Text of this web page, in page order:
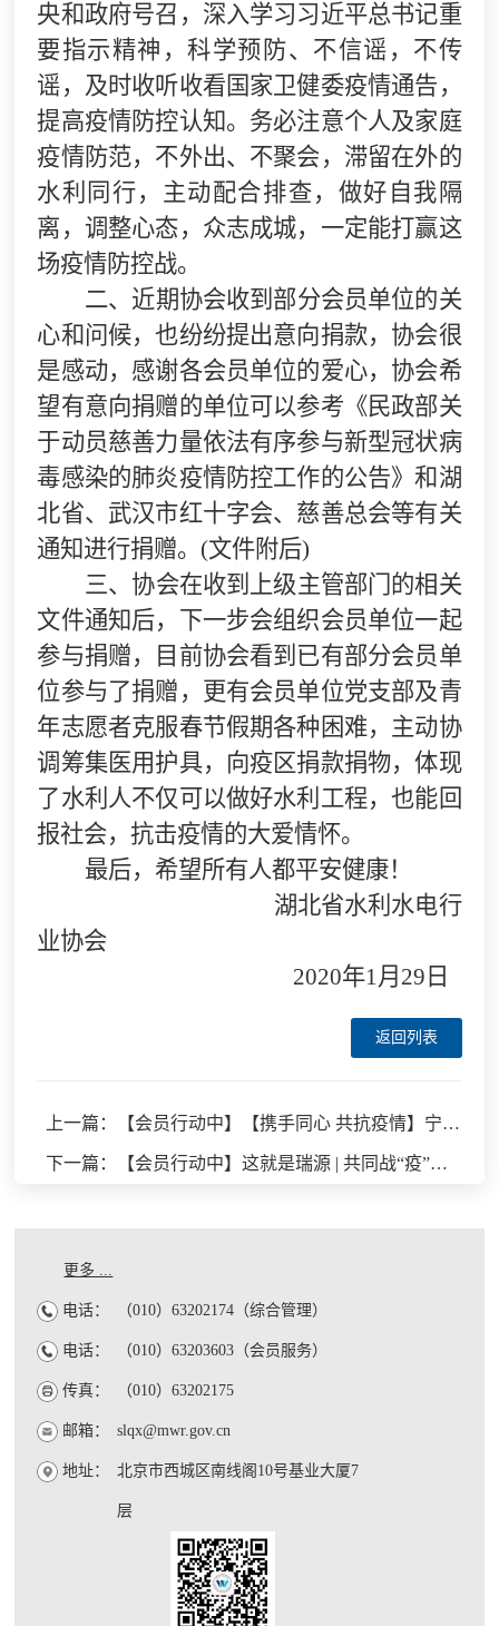
央和政府号召，深入学习习近平总书记重
要指示精神，科学预防、不信谣，不传
谣，及时收听收看国家卫健委疫情通告，
提高疫情防控认知。务必注意个人及家庭
疫情防范，不外出、不聚会，滞留在外的
水利同行，主动配合排查，做好自我隔
离，调整心态，众志成城，一定能打赢这
场疫情防控战。
二、 近期协会收到部分会员单位的关
心和问候，也纷纷提出意向捐款，协会很
是感动，感谢各会员单位的爱心，协会希
望有意向捐赠的单位可以参考《民政部关
于动员慈善力量依法有序参与新型冠状病
毒感染的肺炎疫情防控工作的公告》和湖
北省、武汉市红十字会、慈善总会等有关
通知进行捐赠。 (文件附后)
三、 协会在收到上级主管部门的相关
文件通知后，下一步会组织会员单位一起
参与捐赠，目前协会看到已有部分会员单
位参与了捐赠，更有会员单位党支部及青
年志愿者克服春节假期各种困难，主动协
调筹集医用护具，向疫区捐款捐物，体现
了水利人不仅可以做好水利工程，也能回
报社会，抗击疫情的大爱情怀。
最后，希望所有人都平安健康！
湖北省水利水电行
业协会
2020年1月29日
返回列表
上一篇：【会员行动中】【携手同心 共抗疫情】宁夏水利行业协会联合宁夏企业家协会等7家机构共同发起定向慰问捐款活动
下一篇：【会员行动中】这就是瑞源 | 共同战“疫”，我们勇做“逆行者”
更多 ...
电话： （010）63202174（综合管理）
电话： （010）63203603（会员服务）
传真： （010）63202175
邮箱： slqx@mwr.gov.cn
地址： 北京市西城区南线阁10号基业大厦7
层